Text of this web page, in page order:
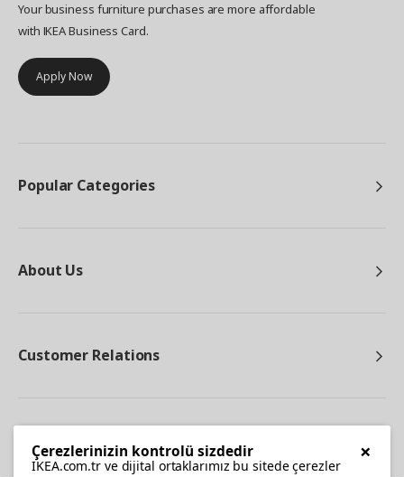
Your business furniture purchases are more affordable
with IKEA Business Card.
Apply Now
Popular Categories
About Us
Customer Relations
×
Çerezlerinizin kontrolü sizdedir
IKEA.com.tr ve dijital ortaklarımız bu sitede çerezler